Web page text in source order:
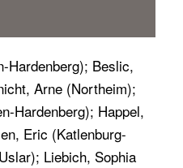
Hardenberg); Beslic,
Arne (Northeim);
Hardenberg); Happel,
Eric (Katlenburg-
Liebich, Sophia